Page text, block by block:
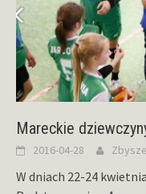
Mareckie
2016-04-28
W dniach 22-24